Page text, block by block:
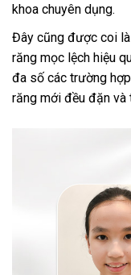
khoa chuyên dụng.
Đây cũng được coi
răng mọc lệch hiệu
đa số các trường
răng mới đều đặn và